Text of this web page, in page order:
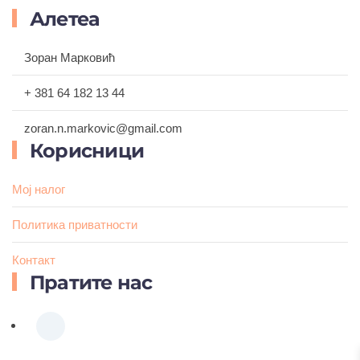
Алетеа
Зоран Марковић
+ 381 64 182 13 44
zoran.n.markovic@gmail.com
Корисници
Мој налог
Политика приватности
Контакт
Пратите нас